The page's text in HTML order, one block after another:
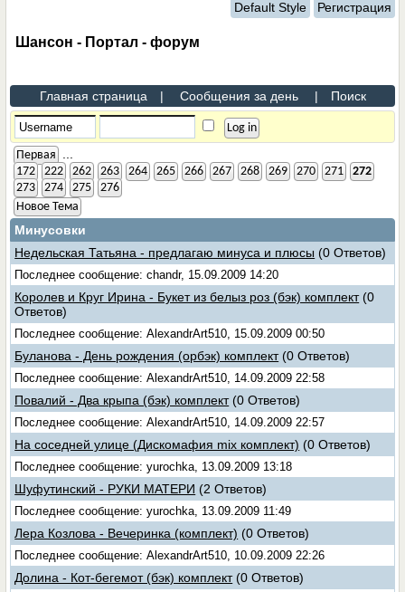
Default Style Регистрация
Шансон - Портал - форум
Главная страница | Сообщения за день | Поиск
Первая
172 222 262 263 264 265 266 267 268 269 270 271
272
273
274 275
276
Новое Тема
Минусовки
Недельская Татьяна - предлагаю минуса и плюсы (0 Ответов)
Последнее сообщение: chandr, 15.09.2009 14:20
Королев и Круг Ирина - Букет из белыз роз (бэк) комплект (0
Ответов)
Последнее сообщение: AlexandrArt510, 15.09.2009 00:50
Буланова - День рождения (орбэк) комплект (0 Ответов)
Последнее сообщение: AlexandrArt510, 14.09.2009 22:58
Повалий - Два крыпа (бэк) комплект (0 Ответов)
Последнее сообщение: AlexandrArt510, 14.09.2009 22:57
На соседней улице (Дискомафия mix комплект) (0 Ответов)
Последнее сообщение: yurochka, 13.09.2009 13:18
Шуфутинский - РУКИ МАТЕРИ (2 Ответов)
Последнее сообщение: yurochka, 13.09.2009 11:49
Лера Козлова - Вечеринка (комплект) (0 Ответов)
Последнее сообщение: AlexandrArt510, 10.09.2009 22:26
Долина - Кот-бегемот (бэк) комплект (0 Ответов)